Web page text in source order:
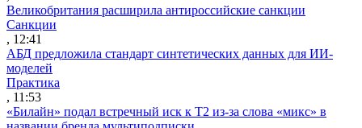
Великобритания расширила антироссийские санкции
Санкции
, 12:41
АБД предложила стандарт синтетических данных для ИИ-
моделей
Практика
, 11:53
«Билайн» подал встречный иск к Т2 из-за слова «микс» в